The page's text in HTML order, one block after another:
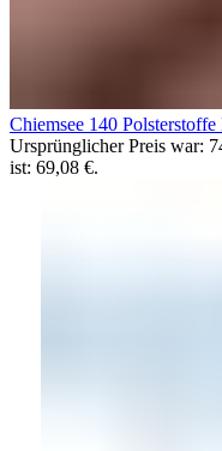
Chiemsee 140
Ursprünglicher Preis war:
ist: 69,08 €.